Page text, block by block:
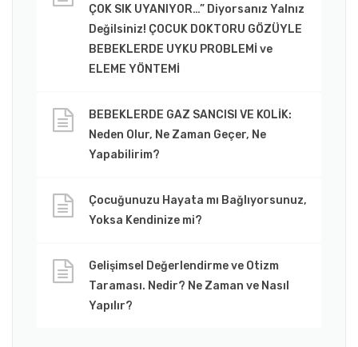
ÇOK SIK UYANIYOR…” Diyorsanız Yalnız
Değilsiniz! ÇOCUK DOKTORU GÖZÜYLE
BEBEKLERDE UYKU PROBLEMİ ve
ELEME YÖNTEMİ
BEBEKLERDE GAZ SANCISI VE KOLİK:
Neden Olur, Ne Zaman Geçer, Ne
Yapabilirim?
Çocuğunuzu Hayata mı Bağlıyorsunuz,
Yoksa Kendinize mi?
Gelişimsel Değerlendirme ve Otizm
Taraması. Nedir? Ne Zaman ve Nasıl
Yapılır?